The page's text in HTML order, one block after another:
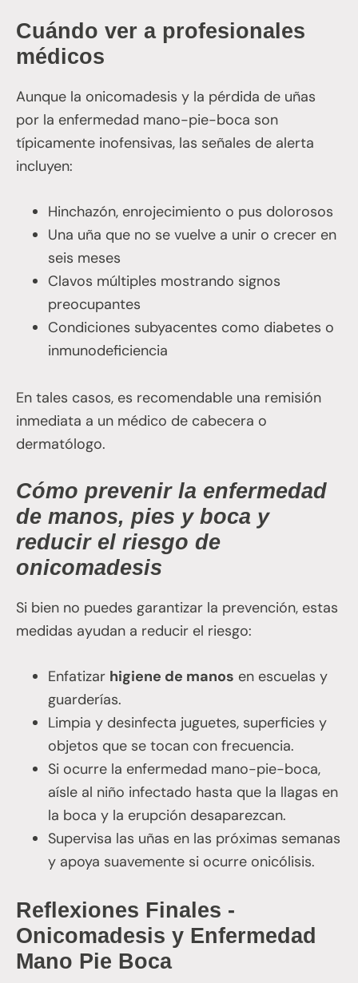
Cuándo ver a profesionales
médicos
Aunque la onicomadesis y la pérdida de uñas
por la enfermedad mano-pie-boca son
típicamente inofensivas, las señales de alerta
incluyen:
Hinchazón, enrojecimiento o pus dolorosos
Una uña que no se vuelve a unir o crecer en
seis meses
Clavos múltiples mostrando signos
preocupantes
Condiciones subyacentes como diabetes o
inmunodeficiencia
En tales casos, es recomendable una remisión
inmediata a un médico de cabecera o
dermatólogo.
Cómo prevenir la enfermedad
de manos, pies y boca y
reducir el riesgo de
onicomadesis
Si bien no puedes garantizar la prevención, estas
medidas ayudan a reducir el riesgo:
Enfatizar higiene de manos en escuelas y
guarderías.
Limpia y desinfecta juguetes, superficies y
objetos que se tocan con frecuencia.
Si ocurre la enfermedad mano-pie-boca,
aísle al niño infectado hasta que la llagas en
la boca y la erupción desaparezcan.
Supervisa las uñas en las próximas semanas
y apoya suavemente si ocurre onicólisis.
Reflexiones Finales -
Onicomadesis y Enfermedad
Mano Pie Boca